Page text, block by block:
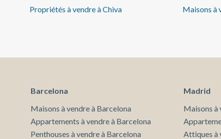
organiser une visite, n’hésitez pas à nous contacter.
Propriétés à vendre à Chiva Maisons à
Barcelona
Maisons à vendre à Barcelona
Appartements à vendre à Barcelona
Penthouses à vendre à Barcelona
Madrid
Maisons à
Attiques à